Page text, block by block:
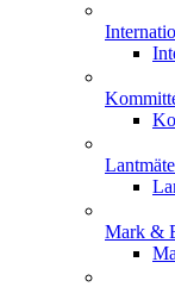
Mark &